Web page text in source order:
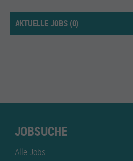
AKTUELLE JOBS (0)
JOBSUCHE
Alle Jobs